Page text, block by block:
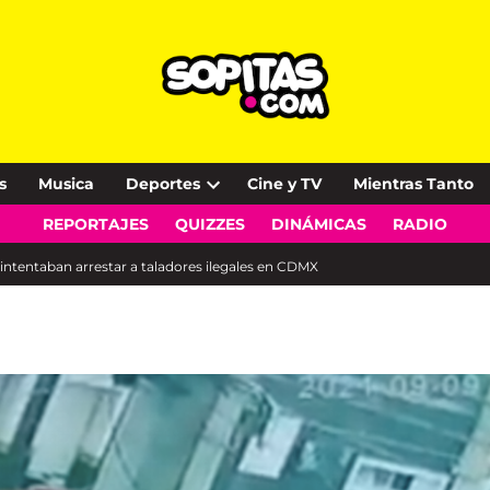
Musica Deportes
Open
dropdown
Cine y TV Mientras Tanto
REPORTAJES QUIZZES DINÁMICAS RADIO
arrestar a taladores ilegales en CDMX